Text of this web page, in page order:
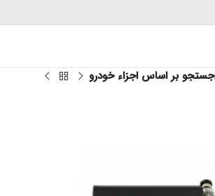
جستجو بر اساس اجزاء خودرو